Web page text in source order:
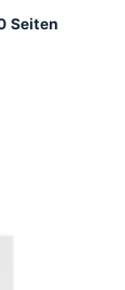
Seiten